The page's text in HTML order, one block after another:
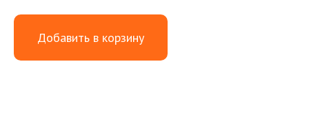
Добавить в корзину